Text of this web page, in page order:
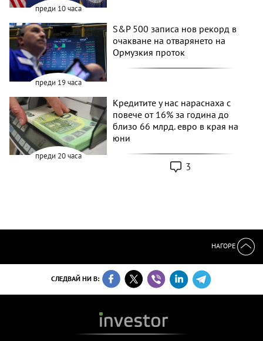
преди 10 часа
преди 19 часа
S&P 500 записа нов рекорд в
очакване на отварянето на
Ормузкия проток
преди 20 часа
Кредитите у нас нараснаха с
повече от 16% за година до
близо 66 млрд. евро в края на
юни
3
НАГОРЕ
СЛЕДВАЙ НИ В: